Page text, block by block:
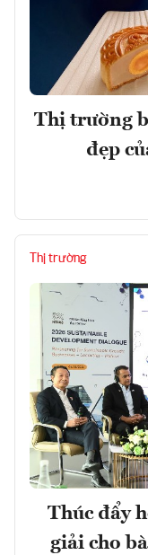
Thị trường
đẹp
Thị trường
Thúc đẩy
giải cho